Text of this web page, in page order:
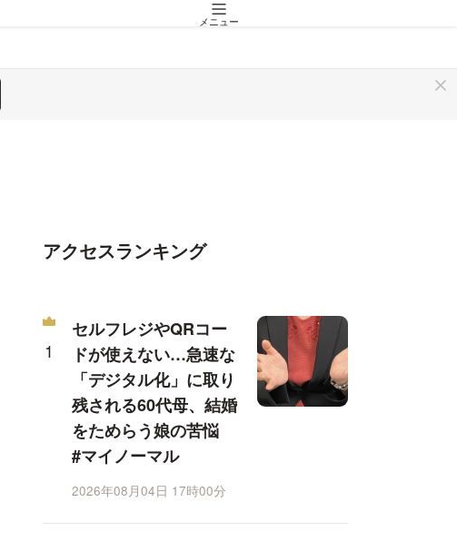
メニュー
アクセスランキング
セルフレジやQRコー
ドが使えない…急速な
「デジタル化」に取り
残される60代母、結婚
をためらう娘の苦悩
#マイノーマル
2026年08月04日 17時00分